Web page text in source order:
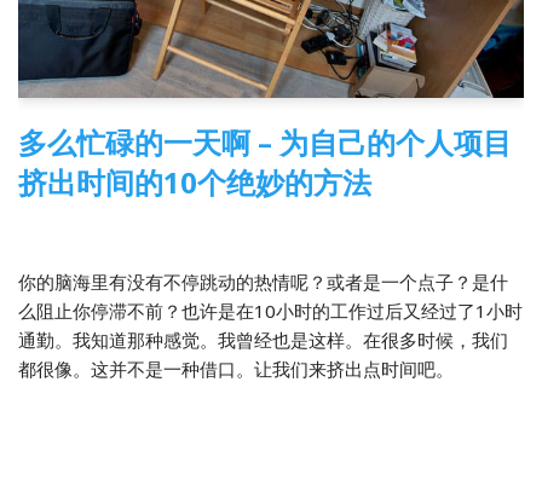
多么忙碌的一天啊 – 为自己的个人项目
挤出时间的10个绝妙的方法
你的脑海里有没有不停跳动的热情呢？或者是一个点子？是什
么阻止你停滞不前？也许是在10小时的工作过后又经过了1小时
通勤。我知道那种感觉。我曾经也是这样。在很多时候，我们
都很像。这并不是一种借口。让我们来挤出点时间吧。